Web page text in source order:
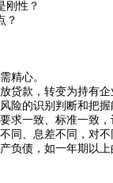
性？
？
精心。
款，转变为持有企
险的识别判断和把握
一致、标准一致，
、息差不同，对
债，如一年期以上